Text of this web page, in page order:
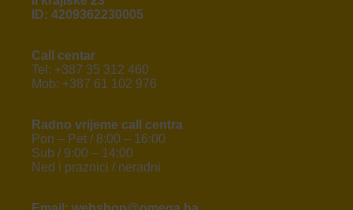
ID: 4209362230005
Call centar
Tel: +387 35 312 460
Mob: +387 61 102 976
Radno vrijeme call centra
Pon – Pet / 8:00 – 16:00
Sub / 9:00 – 14:00
Ned i praznici / neradni